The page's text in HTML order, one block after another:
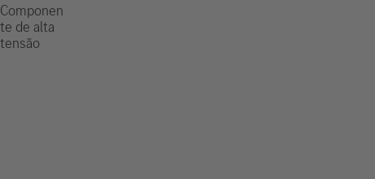
Componen
te de alta
tensão